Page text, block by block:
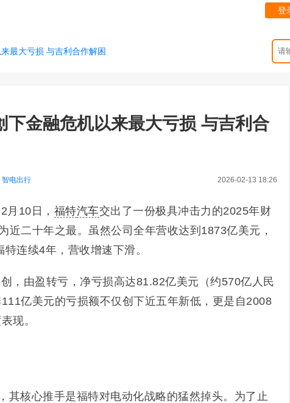
登
最大亏损 与吉利合作解困
下金融危机以来最大亏损 与吉利合
智电出行 2026-02-13 18:26
月10日， 福特汽车交出了一份极具冲击力的2025年财
近二十年之最。虽然公司全年营收达到1873亿美元，
连续4年，营收增速下滑。
，由盈转亏，净亏损高达81.82亿美元（约570亿人民
亿美元的亏损额不仅创下近五年新低，更是自2008
现。
其核心推手是福特对电动化战略的猛然掉头。为了止